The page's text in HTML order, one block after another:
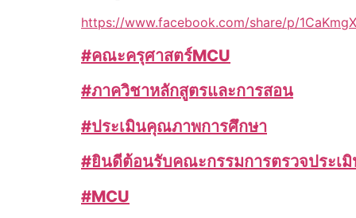
https://www.facebook.com/share/p/
#คณะครุศาสตร์MCU
#ภาควิชาหลักสูตรและการสอน
#ประเมินคุณภาพการศึกษา
#ยินดีต้อนรับคณะกรรมการตรวจประเ
#MCU